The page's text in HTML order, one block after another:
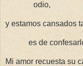
odio,
y estamos cansados
es de
Mi amor recuesta su